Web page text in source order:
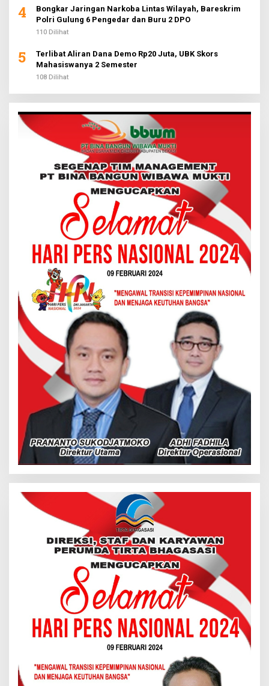
4
Bongkar Jaringan Narkoba Lintas Wilayah, Bareskrim
Polri Gulung 6 Pengedar dan Buru 2 DPO
110 Dilihat
5
Terlibat Aliran Dana Demo Rp20 Juta, UBK Skors
Mahasiswanya 2 Semester
108 Dilihat